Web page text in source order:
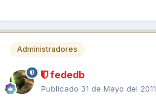
Administradores
fededb
Publicado 31 de Mayo del 2011